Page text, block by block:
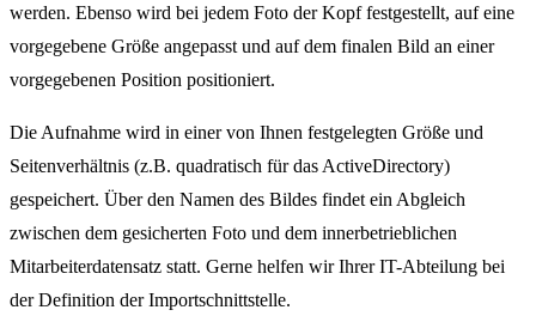
werden. Ebenso wird bei jedem Foto der Kopf festgestellt, auf eine
vorgegebene Größe angepasst und auf dem finalen Bild an einer
vorgegebenen Position positioniert.
Die Aufnahme wird in einer von Ihnen festgelegten Größe und
Seitenverhältnis (z.B. quadratisch für das ActiveDirectory)
gespeichert. Über den Namen des Bildes findet ein Abgleich
zwischen dem gesicherten Foto und dem innerbetrieblichen
Mitarbeiterdatensatz statt. Gerne helfen wir Ihrer IT-Abteilung bei
der Definition der Importschnittstelle.